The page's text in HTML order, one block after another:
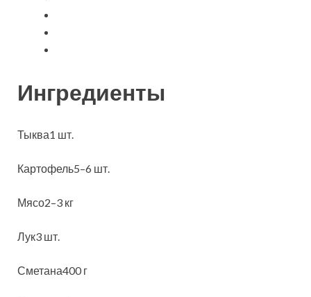
Ингредиенты
Тыква1 шт.
Картофель5–6 шт.
Мясо2–3 кг
Лук3 шт.
Сметана400 г